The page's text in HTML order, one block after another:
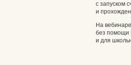
с запуском
и
На
без помощи
и для